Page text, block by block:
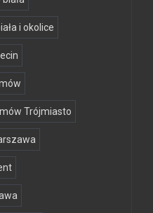
i okolice
Trójmiasto